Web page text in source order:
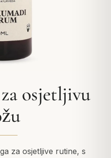
osjetljivu
za osjetljive rutine, s